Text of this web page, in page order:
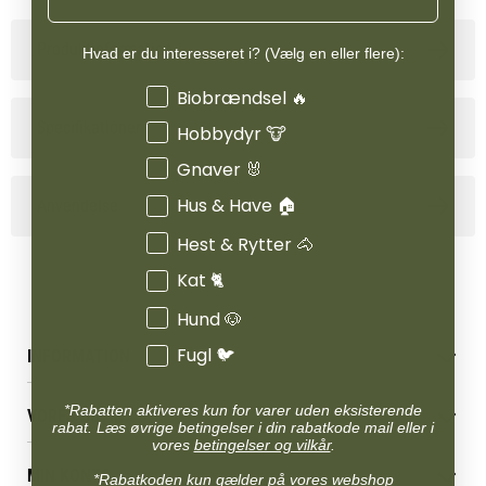
Produktinformation
INFORMATION
Reklamations- & fortrydelsesret
Levering & afhentning
Følg din bestilling
VORES BUTIK
Job
MIN KONTO
Hvad er du interesseret i? (Vælg en eller flere):
Interesser
Biobrændsel 🔥
Hobbydyr 🐮
Gnaver 🐰
Hus & Have 🏠
Hest & Rytter 🐴
Kat 🐈
Hund 🐶
Fugl 🐦
*Rabatten aktiveres kun for varer uden eksisterende
rabat. Læs øvrige betingelser i din rabatkode mail eller i
vores betingelser og vilkår.
*Rabatkoden kun gælder på vores webshop